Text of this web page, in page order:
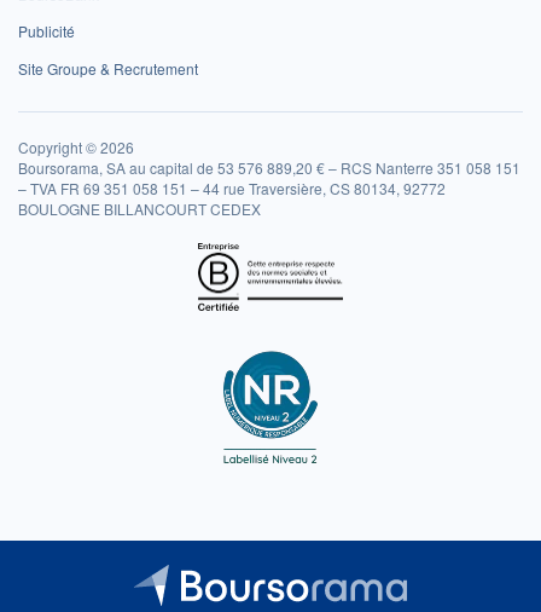
Publicité
Site Groupe & Recrutement
Copyright © 2026
Boursorama, SA au capital de 53 576 889,20 € – RCS Nanterre 351 058 151
– TVA FR 69 351 058 151 – 44 rue Traversière, CS 80134, 92772
BOULOGNE BILLANCOURT CEDEX